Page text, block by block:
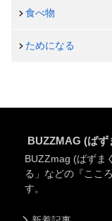
食べ物
ためになる
BUZZMAG (ば
BUZZmag (ばずま
る」などの『ここ
す。